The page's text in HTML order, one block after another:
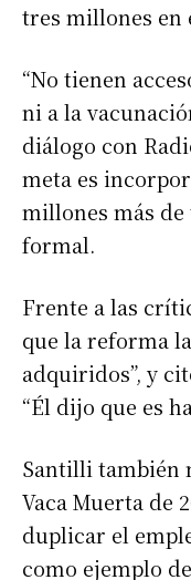
tres millones en
“No tienen
ni a la
diálogo con
meta es
millones más de
formal.
Frente a las
que la reforma
adquiridos”, y
“Él dijo que es
Santilli también
Vaca Muerta de
duplicar el
como ejemplo